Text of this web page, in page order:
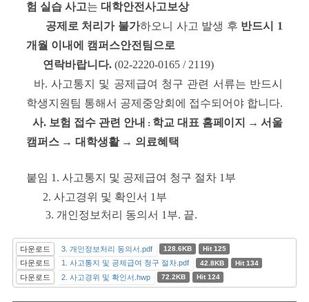
험 실습 사고는 대학안전사고보상
공제로 처리가 불가하오니 사고 발생 후 반드시 1
개월 이내에 캠퍼스안전팀으로
연락바랍니다. (02-2220-0165 / 2119)
바. 사고통지 및 공제급여 청구 관련 서류는 반드시
학생지원팀 통해서 공제중앙회에 접수되어야 합니다.
사. 보험 접수 관련 안내 : 학교 대표 홈페이지 → 서울
캠퍼스 → 대학생활 → 의료혜택
붙임 1. 사고통지 및 공제급여 청구 절차 1부
2. 사고경위 및 확인서 1부
3. 개인정보처리 동의서 1부. 끝.
다운로드 3. 개인정보처리 동의서.pdf 128.6KB Hit 125
다운로드 1. 사고통지 및 공제급여 청구 절차.pdf 42.8KB Hit 134
다운로드 2. 사고경위 및 확인서.hwp 72.2KB Hit 124